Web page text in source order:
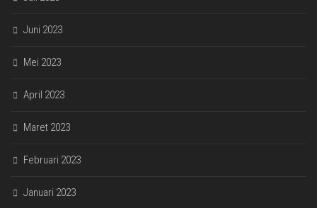
Juni 2023
Mei 2023
April 2023
Maret 2023
Februari 2023
Januari 2023